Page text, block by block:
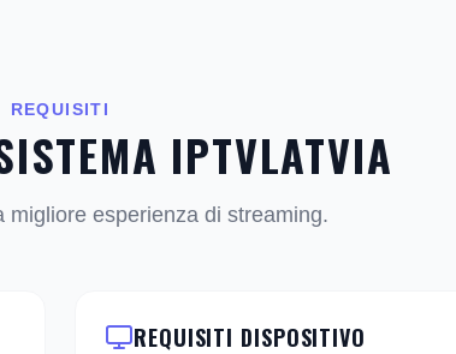
REQUISITI
IPTVLATVIA
migliore esperienza di streaming.
REQUISITI DISPOSITIVO